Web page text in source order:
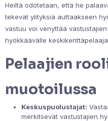
Heiltä odotetaan, että he
tekevät ylityksiä auttaakseen
vastuu voi venyttää
hyökkäävälle
Pelaajien
muotoilussa
Keskuspuolustajat:
merkitsevät vastustajien